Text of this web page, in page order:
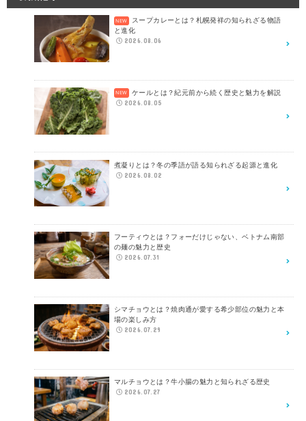
スープカレーとは？札幌発祥の知られざる物語
と進化
2026.08.06
ケールとは？紀元前から続く歴史と魅力を解説
2026.08.05
煮凝りとは？冬の季語が語る知られざる起源と進化
2026.08.02
フーティウとは？フォーだけじゃない、ベトナム南部
の麺の魅力と歴史
2026.07.31
シマチョウとは？焼肉通が愛する希少部位の魅力と本
場の楽しみ方
2026.07.29
マルチョウとは？牛小腸の魅力と知られざる歴史
2026.07.27